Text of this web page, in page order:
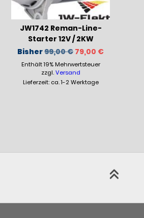
JW1742 Reman-Line-
Starter 12V / 2KW
Bisher99,00€Ursprünglicher
Preis
war:
99,00 €
79,00 €Aktueller
Enthält 19% Mehrwertsteuer
zzgl.Versand
Lieferzeit: ca. 1-2 Werktage